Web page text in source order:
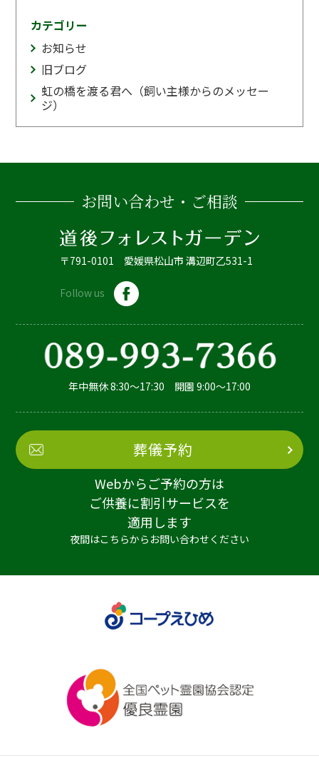
カテゴリー
お知らせ
旧ブログ
虹の橋を渡る君へ（飼い主様からのメッセー
ジ）
お問い合わせ・ご相談
〒791-0101 愛媛県松山市 溝辺町乙531-1
Follow us
年中無休 8:30～17:30 開園 9:00～17:00
葬儀予約
Webからご予約の方は
ご供養に割引サービスを
適用します
夜間はこちらからお問い合わせください